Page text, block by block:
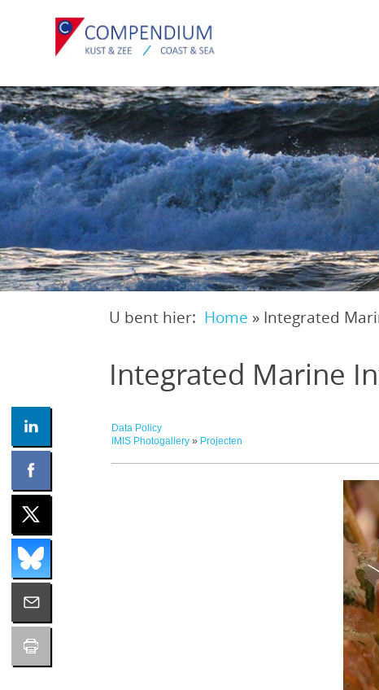
inhoud
gaan
U bent hier: Home » Integrated
Integrated Marine
Data Policy
IMIS Photogallery» Projecten